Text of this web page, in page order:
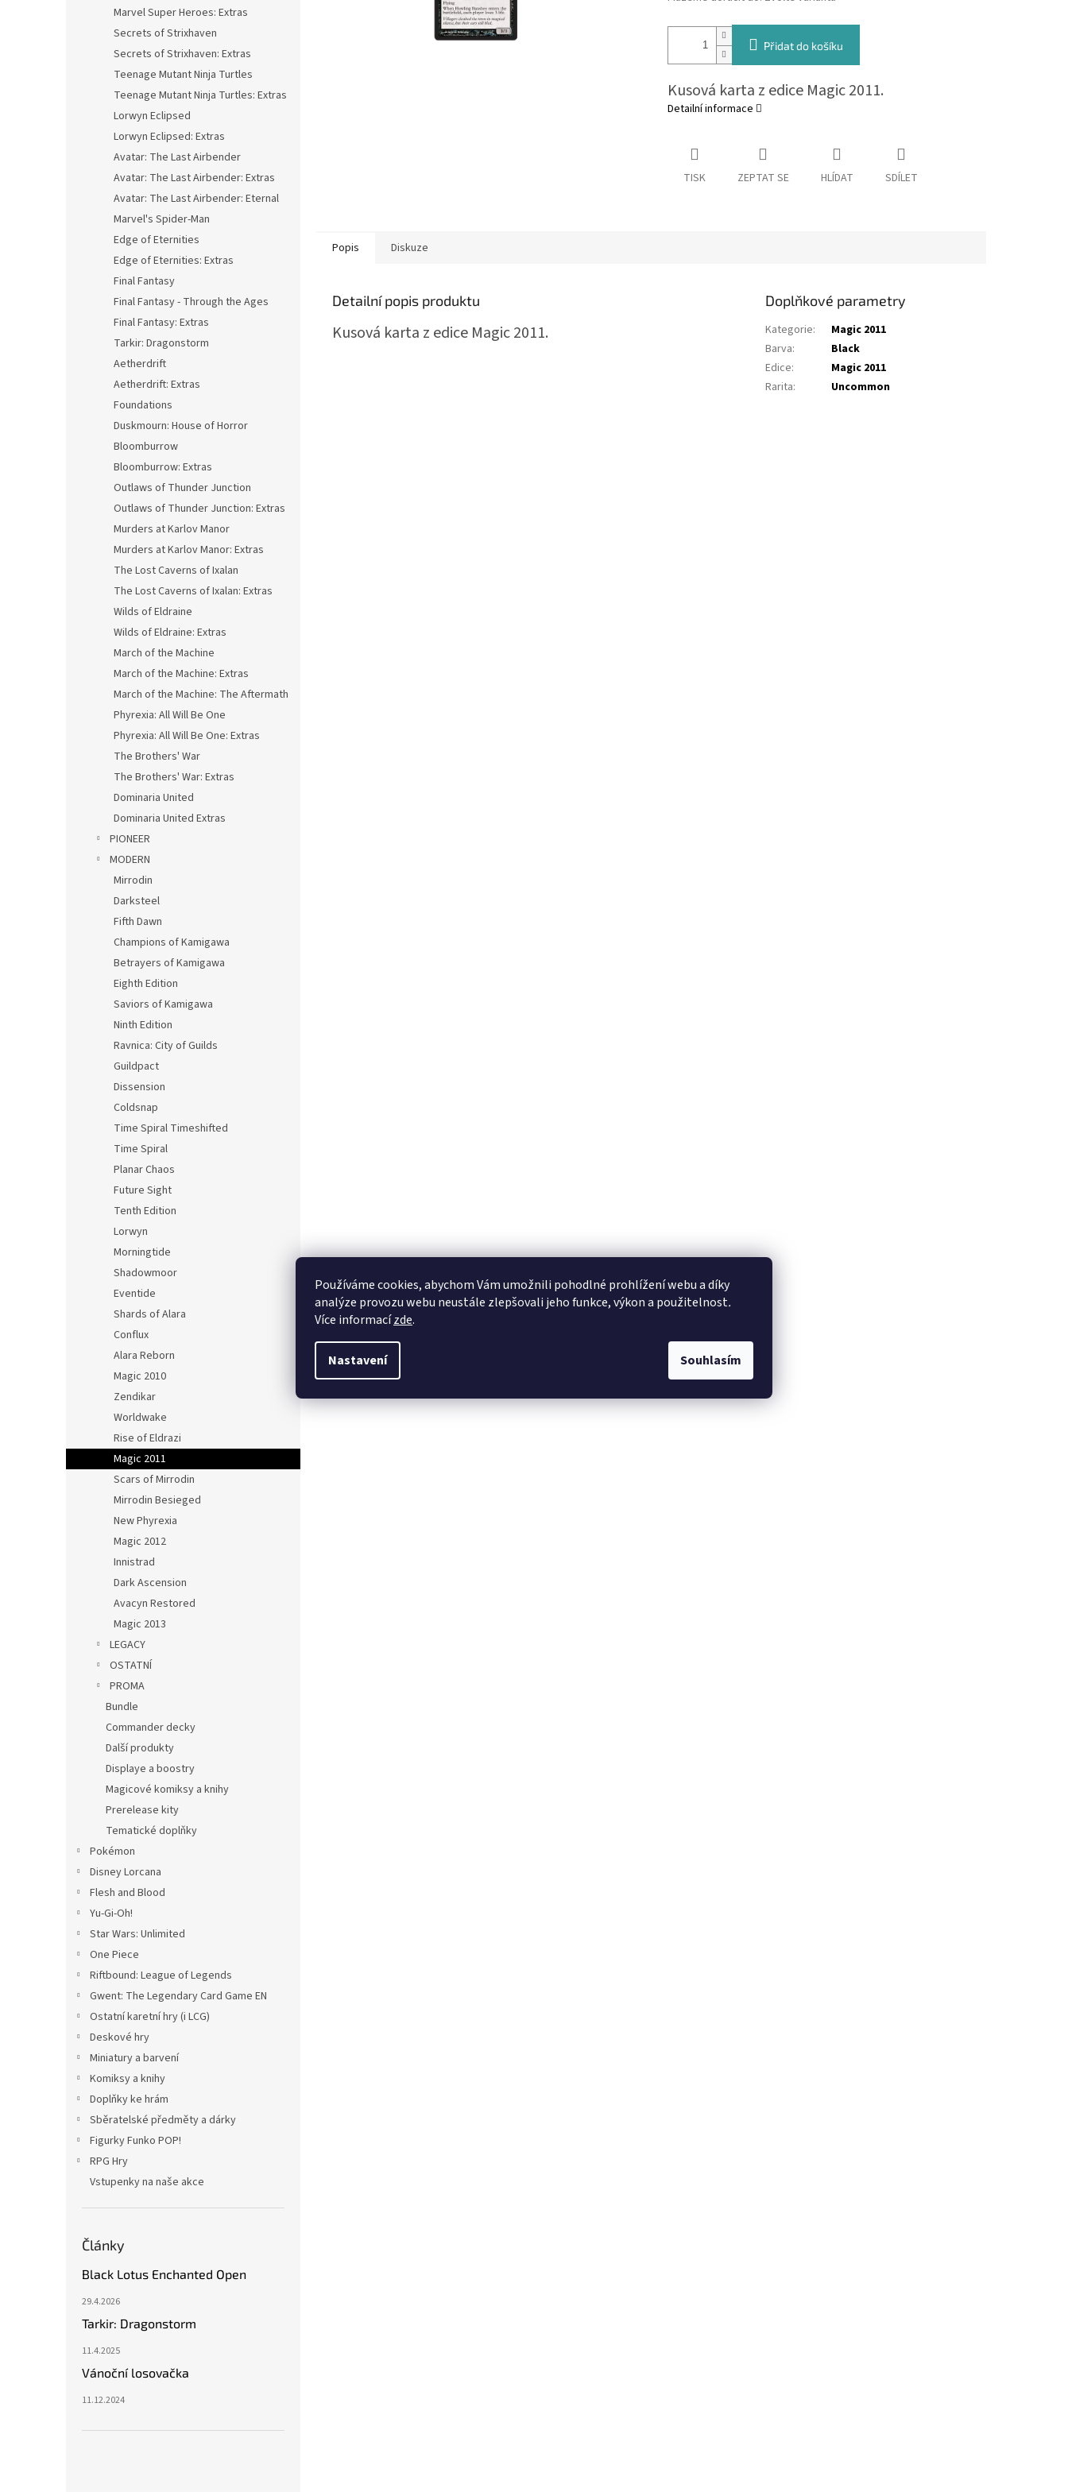
Používáme cookies, abychom Vám umožnili pohodlné prohlížení webu a díky
analýze provozu webu neustále zlepšovali jeho funkce, výkon a použitelnost.
Více informacízde.
Nastavení Souhlasím
Marvel Super Heroes: Extras
Secrets of Strixhaven
Secrets of Strixhaven: Extras
Teenage Mutant Ninja Turtles
Teenage Mutant Ninja Turtles: Extras
Lorwyn Eclipsed
Lorwyn Eclipsed: Extras
Avatar: The Last Airbender
Avatar: The Last Airbender: Extras
Avatar: The Last Airbender: Eternal
Marvel's Spider-Man
Edge of Eternities
Edge of Eternities: Extras
Final Fantasy
Final Fantasy - Through the Ages
Final Fantasy: Extras
Tarkir: Dragonstorm
Aetherdrift
Aetherdrift: Extras
Foundations
Duskmourn: House of Horror
Bloomburrow
Bloomburrow: Extras
Outlaws of Thunder Junction
Outlaws of Thunder Junction: Extras
Murders at Karlov Manor
Murders at Karlov Manor: Extras
The Lost Caverns of Ixalan
The Lost Caverns of Ixalan: Extras
Wilds of Eldraine
Wilds of Eldraine: Extras
March of the Machine
March of the Machine: Extras
March of the Machine: The Aftermath
Phyrexia: All Will Be One
Phyrexia: All Will Be One: Extras
The Brothers' War
The Brothers' War: Extras
Dominaria United
Dominaria United Extras
PIONEER
MODERN
Mirrodin
Darksteel
Fifth Dawn
Champions of Kamigawa
Betrayers of Kamigawa
Eighth Edition
Saviors of Kamigawa
Ninth Edition
Ravnica: City of Guilds
Guildpact
Dissension
Coldsnap
Time Spiral Timeshifted
Time Spiral
Planar Chaos
Future Sight
Tenth Edition
Lorwyn
Morningtide
Shadowmoor
Eventide
Shards of Alara
Conflux
Alara Reborn
Magic 2010
Zendikar
Worldwake
Rise of Eldrazi
Magic 2011
Scars of Mirrodin
Mirrodin Besieged
New Phyrexia
Magic 2012
Innistrad
Dark Ascension
Avacyn Restored
Magic 2013
LEGACY
OSTATNÍ
PROMA
Bundle
Commander decky
Další produkty
Displaye a boostry
Magicové komiksy a knihy
Prerelease kity
Tematické doplňky
Pokémon
Disney Lorcana
Flesh and Blood
Yu-Gi-Oh!
Star Wars: Unlimited
One Piece
Riftbound: League of Legends
Gwent: The Legendary Card Game EN
Ostatní karetní hry (i LCG)
Deskové hry
Miniatury a barvení
Komiksy a knihy
Doplňky ke hrám
Sběratelské předměty a dárky
Figurky Funko POP!
RPG Hry
Vstupenky na naše akce
Články
Black Lotus Enchanted Open
29.4.2026
Tarkir: Dragonstorm
11.4.2025
Vánoční losovačka
11.12.2024
Přidat do košíku
Kusová karta z edice Magic 2011.
Detailní informace
TISK ZEPTAT SE HLÍDAT SDÍLET
Popis Diskuze
Detailní popis produktu
Kusová karta z edice Magic 2011.
Doplňkové parametry
Kategorie:
Magic 2011
Barva:
Black
Edice:
Magic 2011
Rarita: Uncommon